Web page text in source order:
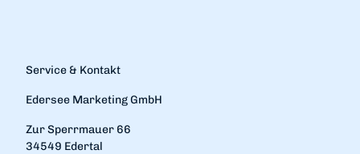
Service & Kontakt
Edersee Marketing GmbH
Zur Sperrmauer 66
34549 Edertal